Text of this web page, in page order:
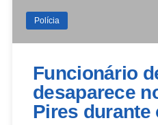
Polícia
Funcionário
desaparece
Pires durante